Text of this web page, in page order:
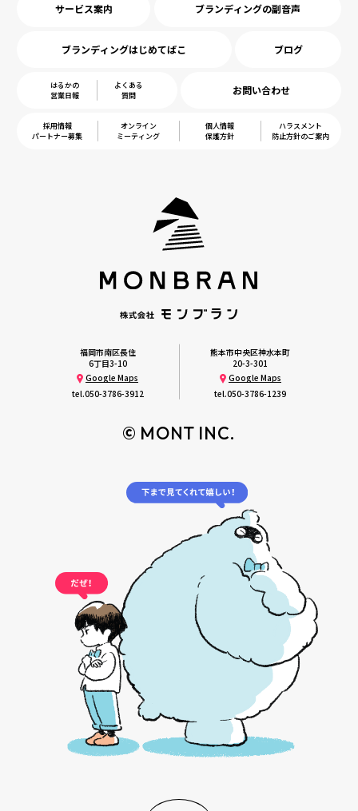
サービス案内 ブランディングの副音声
ブランディングはじめてばこ ブログ
はるかの
営業日報
よくある
質問
お問い合わせ
採用情報
パートナー募集
オンライン
ミーティング
個人情報
保護方針
ハラスメント
防止方針のご案内
福岡市南区長住
6丁目3-10
Google Maps
tel.050-3786-3912
熊本市中央区神水本町
20-3-301
Google Maps
tel.050-3786-1239
© MONT INC.